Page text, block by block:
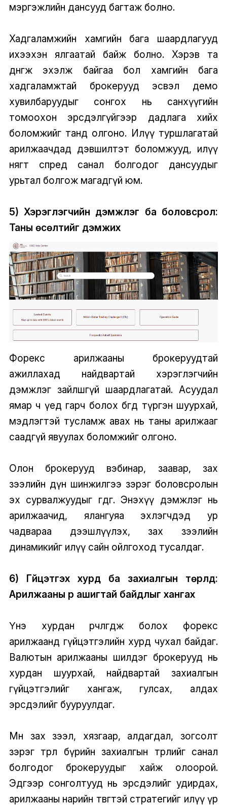
мэргэжлийн дансууд багтаж болно.
Хадгаламжийн хамгийн бага шаардлагууд
ихээхэн ялгаатай байж болно. Хэрэв та
дөнгөж эхэлж байгаа бол хамгийн бага
хадгаламжтай брокерууд эсвэл демо
хувилбаруудыг сонгох нь санхүүгийн
томоохон эрсдэлгүйгээр дадлага хийх
боломжийг танд олгоно. Илүү туршлагатай
арилжаачдад дэвшилтэт боломжууд, илүү
нягт спред санал болгодог дансуудыг
урьтал болгож магадгүй юм.
5) Хэрэглэгчийн дэмжлэг ба боловсрол:
Таны өсөлтийг дэмжих
Форекс арилжааны брокеруудтай
ажиллахад найдвартай хэрэглэгчийн
дэмжлэг зайлшгүй шаардлагатай. Асуудал
ямар ч үед гарч болох бөгөөд түргэн шуурхай,
мэдлэгтэй тусламж авах нь таны арилжааг
саадгүй явуулах боломжийг олгоно.
Олон брокерууд вэбинар, заавар, зах
зээлийн дүн шинжилгээ зэрэг боловсролын
эх сурвалжуудыг өгдөг. Энэхүү дэмжлэг нь
арилжаачид, ялангуяа эхлэгчдэд ур
чадвараа дээшлүүлэх, зах зээлийн
динамикийг илүү сайн ойлгоход тусалдаг.
6) Гүйцэтгэх хурд ба захиалгын төрлүүд:
Арилжааны үр ашигтай байдлыг хангах
Үнэ хурдан өөрчлөгдөж болох форекс
арилжаанд гүйцэтгэлийн хурд чухал байдаг.
Валютын арилжааны шилдэг брокерууд нь
хурдан шуурхай, найдвартай захиалгын
гүйцэтгэлийг хангаж, гулсах, алдах
эрсдэлийг бууруулдаг.
Мөн зах зээл, хязгаар, алдагдал, зогсолт
зэрэг төрөл бүрийн захиалгын төрлийг санал
болгодог брокеруудыг хайж олоорой.
Эдгээр сонголтууд нь эрсдэлийг удирдах,
арилжааны нарийн төвөгтэй стратегийг илүү үр